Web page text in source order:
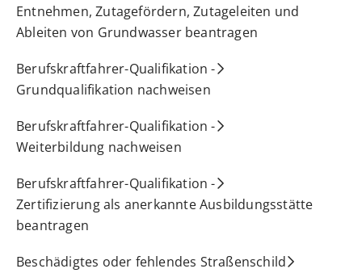
Entnehmen, Zutagefördern, Zutageleiten und
Ableiten von Grundwasser beantragen
Berufskraftfahrer-Qualifikation -
Grundqualifikation nachweisen
Berufskraftfahrer-Qualifikation -
Weiterbildung nachweisen
Berufskraftfahrer-Qualifikation -
Zertifizierung als anerkannte Ausbildungsstätte
beantragen
Beschädigtes oder fehlendes Straßenschild